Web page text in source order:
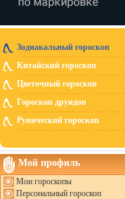
Зодиакальный гороскоп
Китайский гороскоп
Цветочный гороскоп
Гороскоп друидов
Рунический гороскоп
Мой профиль
Мои гороскопы
Персональный гороскоп